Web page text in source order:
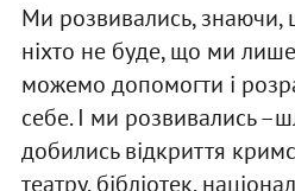
Ми розвивались,
ніхто не буде, що ми
можемо допомогти і
себе. І ми розвивались
добились відкриття
театру, бібліотек,